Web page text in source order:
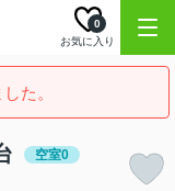
お気に入り
0
た。
空室0